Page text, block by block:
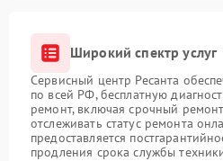
Широкий спектр услуг
Сервисный центр Ресанта
по всей РФ, бесплатную
ремонт, включая срочный
отслеживать статус ремонта
предоставляется
продления срока службы